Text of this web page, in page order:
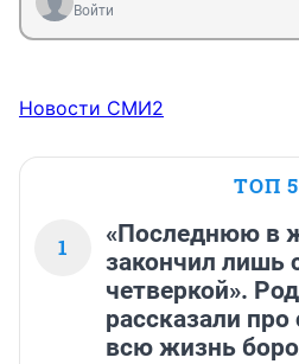
Войти
Новости СМИ2
ТОП 5
1
«Последнюю в
закончил лишь
четверкой».
рассказали
всю жизнь